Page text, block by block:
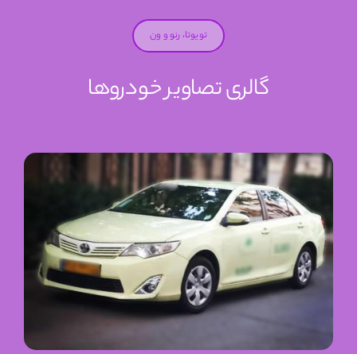
تویوتا، رنو و ون
گالری تصاویر خودروها